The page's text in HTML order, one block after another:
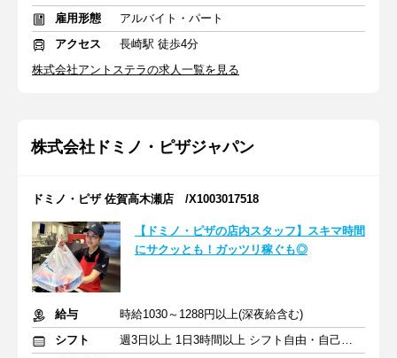
雇用形態
アルバイト・パート
アクセス
長崎駅 徒歩4分
株式会社アントステラの求人一覧を見る
株式会社ドミノ・ピザジャパン
ドミノ・ピザ 佐賀高木瀬店 /X1003017518
【ドミノ・ピザの店内スタッフ】スキマ時間
にサクッとも！ガッツリ稼ぐも◎
給与
時給1030～1288円以上(深夜給含む)
シフト
週3日以上 1日3時間以上 シフト自由・自己申告